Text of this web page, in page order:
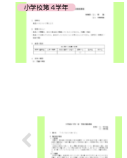
小学校第４学年